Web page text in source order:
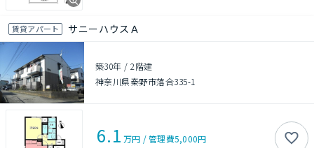
賃貸アパート サニーハウスＡ
築30年 /2階建
神奈川県秦野市落合335-1
6.1 万円 /管理費5,000円